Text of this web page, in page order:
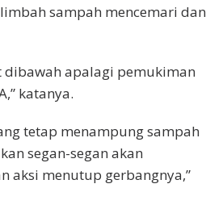
sampah mencemari dan
dibawah apalagi pemukiman
katanya.
tetap menampung sampah
segan-segan akan
aksi menutup gerbangnya,”